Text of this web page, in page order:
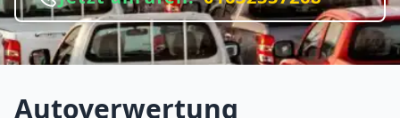
Autoverwertung